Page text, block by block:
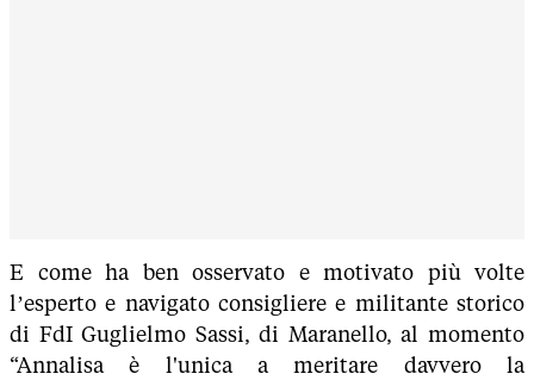
E come ha ben osservato e motivato più volte
l’esperto e navigato consigliere e militante storico
di FdI Guglielmo Sassi, di Maranello, al momento
“Annalisa è l'unica a meritare davvero la